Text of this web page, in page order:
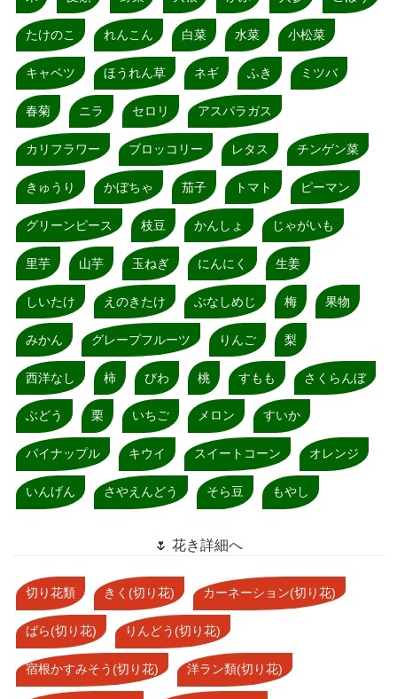
たけのこ れんこん 白菜 水菜 小松菜
キャベツ ほうれん草 ネギ ふき ミツバ
春菊 ニラ セロリ アスパラガス
カリフラワー ブロッコリー レタス チンゲン菜
きゅうり かぼちゃ 茄子 トマト ピーマン
グリーンピース 枝豆 かんしょ じゃがいも
里芋 山芋 玉ねぎ にんにく 生姜
しいたけ えのきたけ ぶなしめじ 梅 果物
みかん グレープフルーツ りんご 梨
西洋なし 柿 びわ 桃 すもも さくらんぼ
ぶどう 栗 いちご メロン すいか
パイナップル キウイ スイートコーン オレンジ
いんげん さやえんどう そら豆 もやし
🌷 花き詳細へ
切り花類 きく(切り花) カーネーション(切り花)
ばら(切り花) りんどう(切り花)
宿根かすみそう(切り花) 洋ラン類(切り花)